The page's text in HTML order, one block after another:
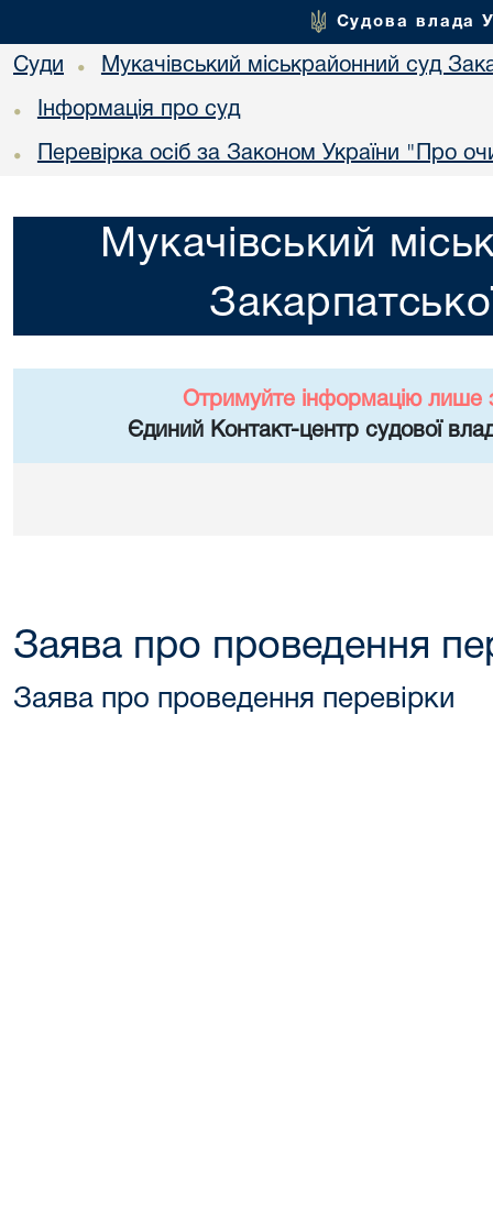
Судова влада
Суди • Мукачівський міськрайонний суд
• Інформація про суд
• Перевірка осіб за Законом України "Про
Мукачівський
Отримуйте інформацію лише
Єдиний Контакт-центр судової
Заява про проведення
Заява про проведення перевірки